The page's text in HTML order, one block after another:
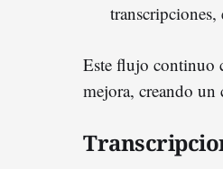
transcripciones,
Este flujo continuo
mejora, creando un